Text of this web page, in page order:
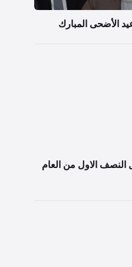
الأضحى المبارك
النصف الاول من العام